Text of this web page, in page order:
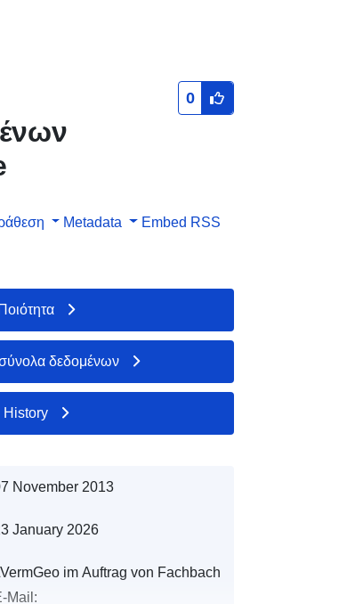
0
Metadata Embed RSS
Ποιότητα
δεδομένων
History
November 2013
January 2026
im Auftrag von Fachbach
Mail: